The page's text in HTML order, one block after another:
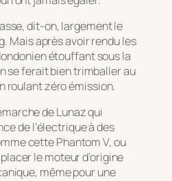
dit-on, largement le
Mais après avoir rendu les
étouffant sous la
se ferait bien trimballer au
roulant zéro émission.
de Lunaz qui
de l’électrique à des
cette Phantom V, ou
le moteur d’origine
même pour une